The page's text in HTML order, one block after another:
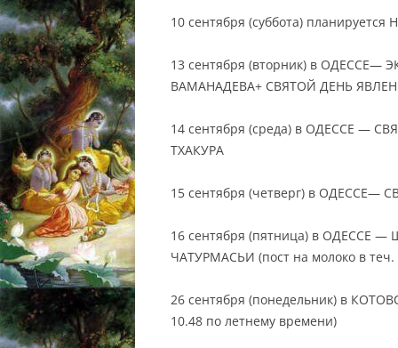
10 сентября (суббота)
13 сентября (вторник) в
ВАМАНАДЕВА+ СВЯТОЙ ДЕНЬ
14 сентября (среда) в ОДЕССЕ —
ТХАКУРА
15 сентября (четверг) в
16 сентября (пятница) в ОДЕССЕ
ЧАТУРМАСЬИ (пост на молоко в теч.
26 сентября (понедельник) в
10.48 по летнему времени)